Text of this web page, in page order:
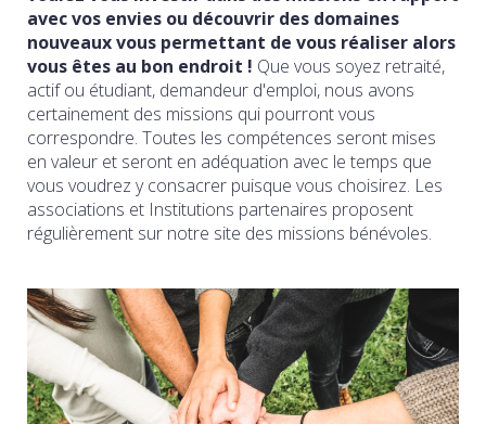
avec vos envies ou découvrir des domaines
nouveaux vous permettant de vous réaliser alors
vous êtes au bon endroit ! Que vous soyez retraité,
actif ou étudiant, demandeur d'emploi, nous avons
certainement des missions qui pourront vous
correspondre. Toutes les compétences seront mises
en valeur et seront en adéquation avec le temps que
vous voudrez y consacrer puisque vous choisirez. Les
associations et Institutions partenaires proposent
régulièrement sur notre site des missions bénévoles.